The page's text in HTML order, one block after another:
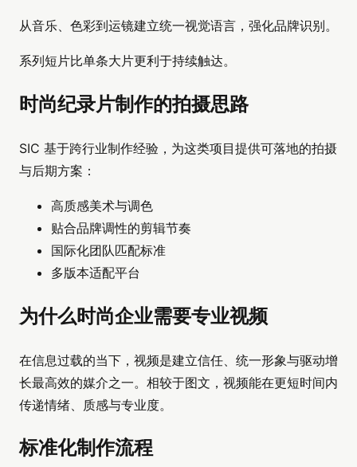
从音乐、色彩到运镜建立统一视觉语言，强化品牌识别。
系列短片比单条大片更利于持续触达。
时尚纪录片制作的拍摄思路
SIC 基于跨行业制作经验，为这类项目提供可落地的拍摄
与后期方案：
高质感美术与调色
贴合品牌调性的剪辑节奏
国际化团队匹配标准
多版本适配平台
为什么时尚企业需要专业视频
在信息过载的当下，视频是建立信任、统一形象与驱动增
长最高效的媒介之一。相较于图文，视频能在更短时间内
传递情绪、质感与专业度。
标准化制作流程